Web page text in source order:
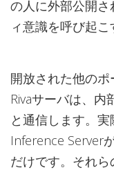
の人に外部公開
ィ意識を呼び起こ
開放された他の
Rivaサーバは、内
と通信します。
Inference Server
だけです。それ